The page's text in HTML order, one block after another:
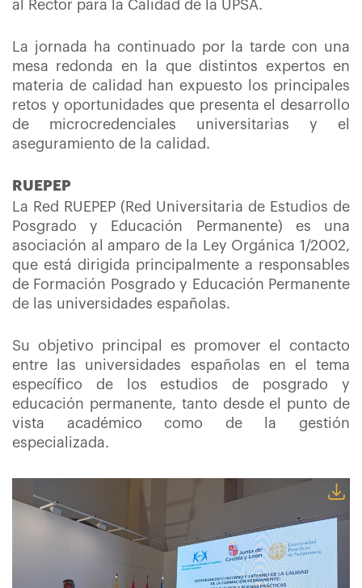
al Rector para la Calidad de la UPSA.
La jornada ha continuado por la tarde con una
mesa redonda en la que distintos expertos en
materia de calidad han expuesto los principales
retos y oportunidades que presenta el desarrollo
de microcredenciales universitarias y el
aseguramiento de la calidad.
RUEPEP
La Red RUEPEP (Red Universitaria de Estudios de
Posgrado y Educación Permanente) es una
asociación al amparo de la Ley Orgánica 1/2002,
que está dirigida principalmente a responsables
de Formación Posgrado y Educación Permanente
de las universidades españolas.
Su objetivo principal es promover el contacto
entre las universidades españolas en el tema
específico de los estudios de posgrado y
educación permanente, tanto desde el punto de
vista académico como de la gestión
especializada.